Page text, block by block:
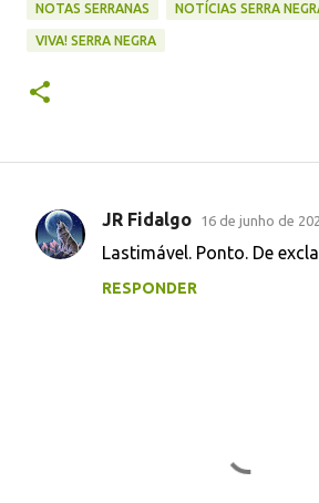
NOTAS SERRANAS NOTÍCIAS SERRA
VIVA! SERRA NEGRA
C
JR Fidalgo 16 de junho de
Lastimável. Ponto. De
RESPONDER